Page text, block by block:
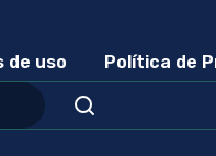
de uso Política de